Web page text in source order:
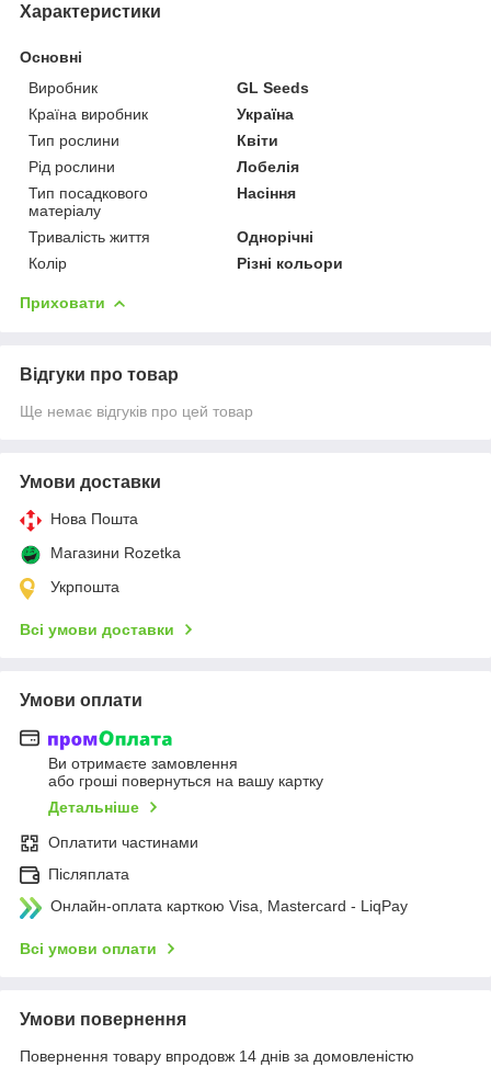
Характеристики
Основні
Виробник
GL Seeds
Країна виробник
Україна
Тип рослини
Квіти
Рід рослини
Лобелія
Тип посадкового
матеріалу
Насіння
Тривалість життя
Однорічні
Колір
Різні кольори
Приховати
Відгуки про товар
Ще немає відгуків про цей товар
Умови доставки
Нова Пошта
Магазини Rozetka
Укрпошта
Всі умови доставки
Умови оплати
Ви отримаєте замовлення
або гроші повернуться на вашу картку
Детальніше
Оплатити частинами
Післяплата
Онлайн-оплата карткою Visa, Mastercard - LiqPay
Всі умови оплати
Умови повернення
Повернення товару впродовж 14 днів за домовленістю